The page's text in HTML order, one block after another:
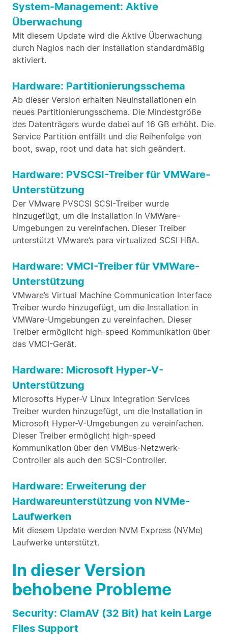
System-Management: Aktive
Überwachung
Mit diesem Update wird die Aktive Überwachung
durch Nagios nach der Installation standardmäßig
aktiviert.
Hardware: Partitionierungsschema
Ab dieser Version erhalten Neuinstallationen ein
neues Partitionierungsschema. Die Mindestgröße
des Datenträgers wurde dabei auf 16 GB erhöht. Die
Service Partition entfällt und die Reihenfolge von
boot, swap, root und data hat sich geändert.
Hardware: PVSCSI-Treiber für VMWare-
Unterstützung
Der VMware PVSCSI SCSI-Treiber wurde
hinzugefügt, um die Installation in VMWare-
Umgebungen zu vereinfachen. Dieser Treiber
unterstützt VMware’s para virtualized SCSI HBA.
Hardware: VMCI-Treiber für VMWare-
Unterstützung
VMware’s Virtual Machine Communication Interface
Treiber wurde hinzugefügt, um die Installation in
VMWare-Umgebungen zu vereinfachen. Dieser
Treiber ermöglicht high-speed Kommunikation über
das VMCI-Gerät.
Hardware: Microsoft Hyper-V-
Unterstützung
Microsofts Hyper-V Linux Integration Services
Treiber wurden hinzugefügt, um die Installation in
Microsoft Hyper-V-Umgebungen zu vereinfachen.
Dieser Treiber ermöglicht high-speed
Kommunikation über den VMBus-Netzwerk-
Controller als auch den SCSI-Controller.
Hardware: Erweiterung der
Hardwareunterstützung von NVMe-
Laufwerken
Mit diesem Update werden NVM Express (NVMe)
Laufwerke unterstützt.
In dieser Version
behobene Probleme
Security: ClamAV (32 Bit) hat kein Large
Files Support